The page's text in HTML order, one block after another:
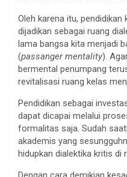
Oleh karena itu, pendidikan
dijadikan sebagai ruang
lama bangsa kita menjadi
(passanger mentality).
bermental penumpang
revitalisasi ruang kelas
Pendidikan sebagai
dapat dicapai melalui
formalitas saja. Sudah
akademis yang
hidupkan dialektika kritis di